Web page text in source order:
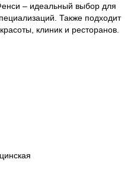
– идеальный выбор для
Также подходит
клиник и ресторанов.